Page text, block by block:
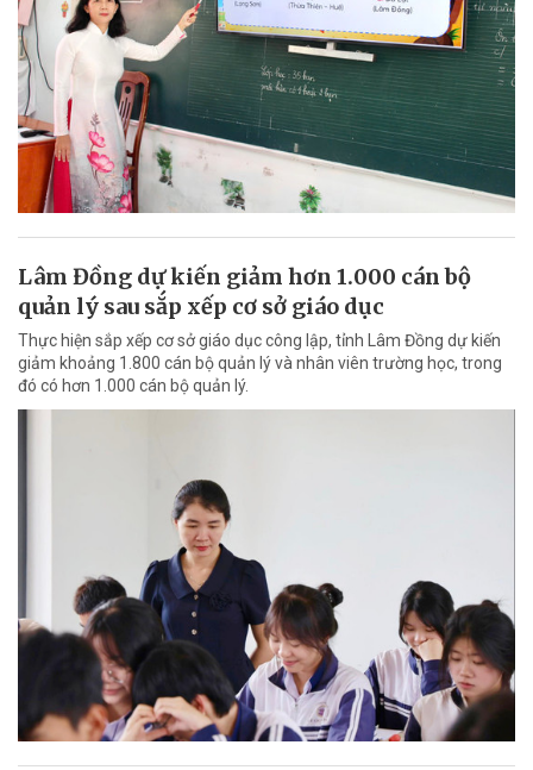
Lâm Đồng dự kiến giảm hơn 1.000 cán bộ
quản lý sau sắp xếp cơ sở giáo dục
Thực hiện sắp xếp cơ sở giáo dục công lập, tỉnh Lâm Đồng dự kiến
giảm khoảng 1.800 cán bộ quản lý và nhân viên trường học, trong
đó có hơn 1.000 cán bộ quản lý.